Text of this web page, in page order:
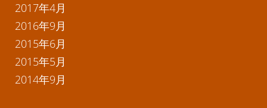
2017年4月
2016年9月
2015年6月
2015年5月
2014年9月